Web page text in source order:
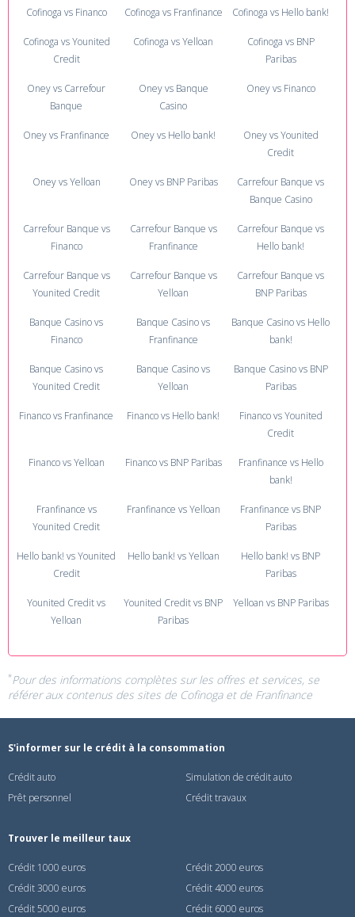
Cofinoga vs Financo Cofinoga vs Franfinance Cofinoga vs Hello bank!
Cofinoga vs Younited
Credit
Cofinoga vs Yelloan
Cofinoga vs BNP
Paribas
Oney vs Carrefour
Banque
Oney vs Banque
Casino
Oney vs Financo
Oney vs Franfinance Oney vs Hello bank!
Oney vs Younited
Credit
Oney vs Yelloan Oney vs BNP Paribas
Carrefour Banque vs
Banque Casino
Carrefour Banque vs
Financo
Carrefour Banque vs
Franfinance
Carrefour Banque vs
Hello bank!
Carrefour Banque vs
Younited Credit
Carrefour Banque vs
Yelloan
Carrefour Banque vs
BNP Paribas
Banque Casino vs
Financo
Banque Casino vs
Franfinance
Banque Casino vs Hello
bank!
Banque Casino vs
Younited Credit
Banque Casino vs
Yelloan
Banque Casino vs BNP
Paribas
Financo vs Franfinance Financo vs Hello bank!
Financo vs Younited
Credit
Financo vs Yelloan Financo vs BNP Paribas
Franfinance vs Hello
bank!
Franfinance vs
Younited Credit
Franfinance vs Yelloan
Franfinance vs BNP
Paribas
Hello bank! vs Younited
Credit
Hello bank! vs Yelloan
Hello bank! vs BNP
Paribas
Younited Credit vs
Yelloan
Younited Credit vs BNP
Paribas
Yelloan vs BNP Paribas
*Pour des informations complètes sur les offres et services, se
référer aux contenus des sites de Cofinogaet de Franfinance
S'informer sur le crédit à la consommation
Crédit auto
Simulation de crédit auto
Prêt personnel
Crédit travaux
Trouver le meilleur taux
Crédit 1000 euros
Crédit 2000 euros
Crédit 3000 euros
Crédit 4000 euros
Crédit 5000 euros
Crédit 6000 euros